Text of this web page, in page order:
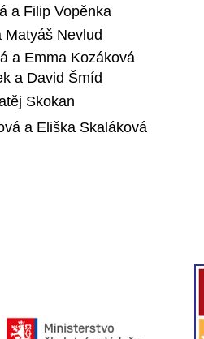
a Filip Vopěnka
Nevlud
a Emma Kozáková
a David Šmíd
Skokan
a Eliška Skaláková